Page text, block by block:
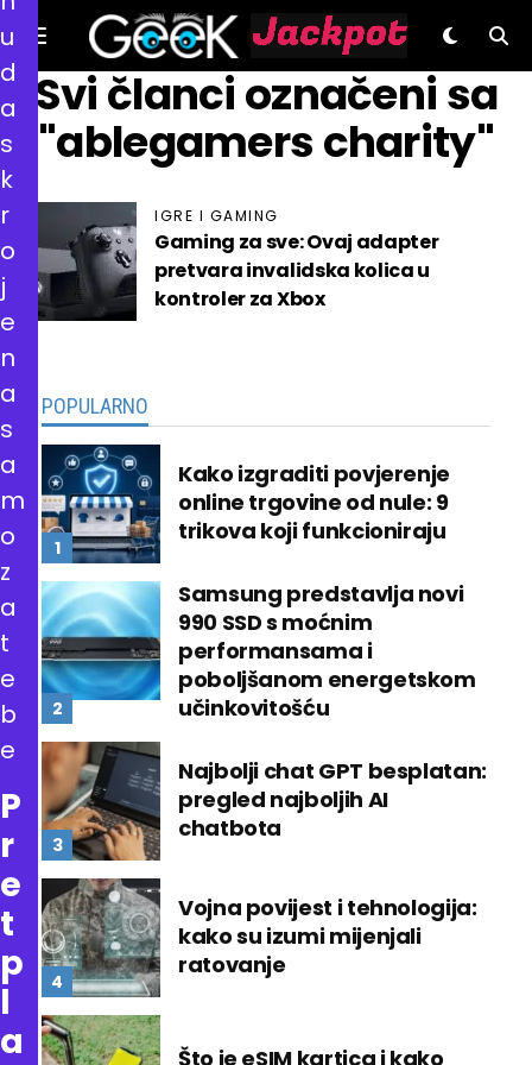
GeeK.hr
Svi članci označeni sa
"ablegamers charity"
IGRE I GAMING
Gaming za sve: Ovaj adapter
pretvara invalidska kolica u
kontroler za Xbox
POPULARNO
Kako izgraditi povjerenje
online trgovine od nule: 9
trikova koji funkcioniraju
Samsung predstavlja novi
990 SSD s moćnim
performansama i
poboljšanom energetskom
učinkovitošću
Najbolji chat GPT besplatan:
pregled najboljih AI
chatbota
Vojna povijest i tehnologija:
kako su izumi mijenjali
ratovanje
Što je eSIM kartica i kako
u
d
a
s
k
r
o
j
e
n
a
s
a
m
o
z
a
t
e
b
e
P
r
e
t
p
l
a